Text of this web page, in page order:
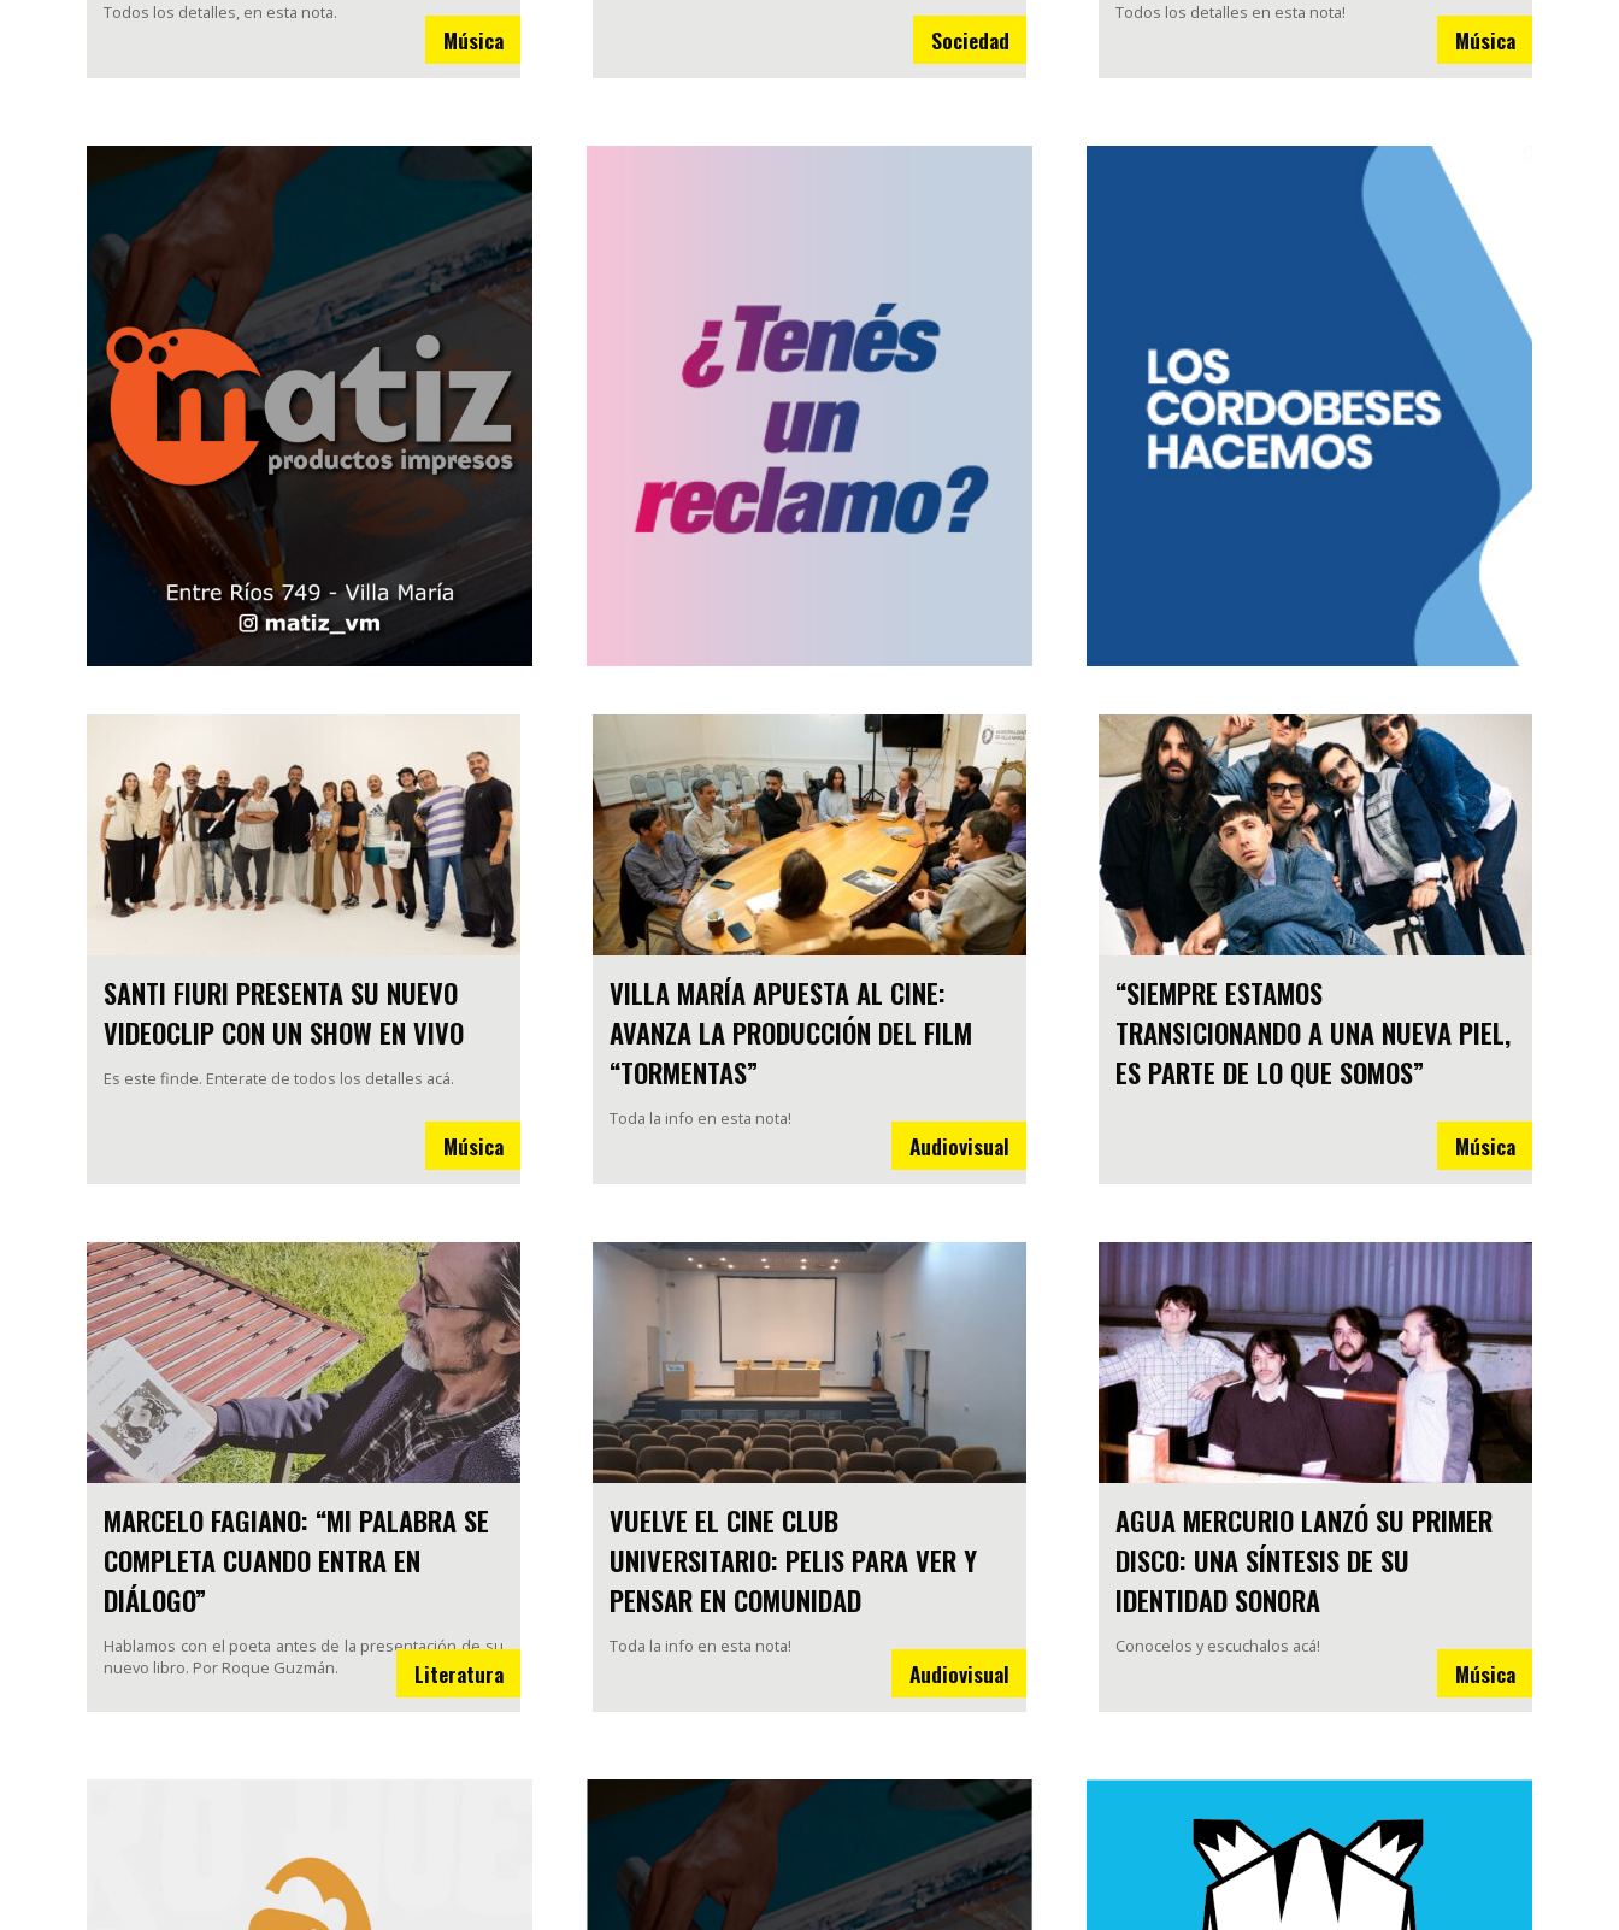
Todos los detalles, en esta nota.
Música Sociedad
Todos los detalles en esta nota!
Música
SANTI FIURI PRESENTA SU NUEVO
VIDEOCLIP CON UN SHOW EN VIVO
Es este finde. Enterate de todos los detalles acá.
Música
VILLA MARÍA APUESTA AL CINE:
AVANZA LA PRODUCCIÓN DEL FILM
“TORMENTAS”
Toda la info en esta nota!
Audiovisual
“SIEMPRE ESTAMOS
TRANSICIONANDO A UNA NUEVA PIEL,
ES PARTE DE LO QUE SOMOS”
Música
MARCELO FAGIANO: “MI PALABRA SE
COMPLETA CUANDO ENTRA EN
DIÁLOGO”
Hablamos con el poeta antes de la presentación de su
nuevo libro. Por Roque Guzmán.
Literatura
VUELVE EL CINE CLUB
UNIVERSITARIO: PELIS PARA VER Y
PENSAR EN COMUNIDAD
Toda la info en esta nota!
Audiovisual
AGUA MERCURIO LANZÓ SU PRIMER
DISCO: UNA SÍNTESIS DE SU
IDENTIDAD SONORA
Conocelos y escuchalos acá!
Música